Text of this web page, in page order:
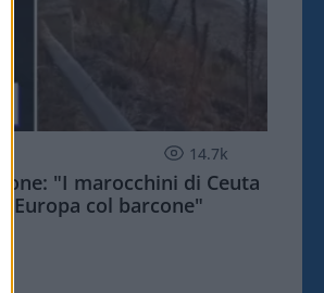
14.7k
"I marocchini di Ceuta
Europa col barcone"